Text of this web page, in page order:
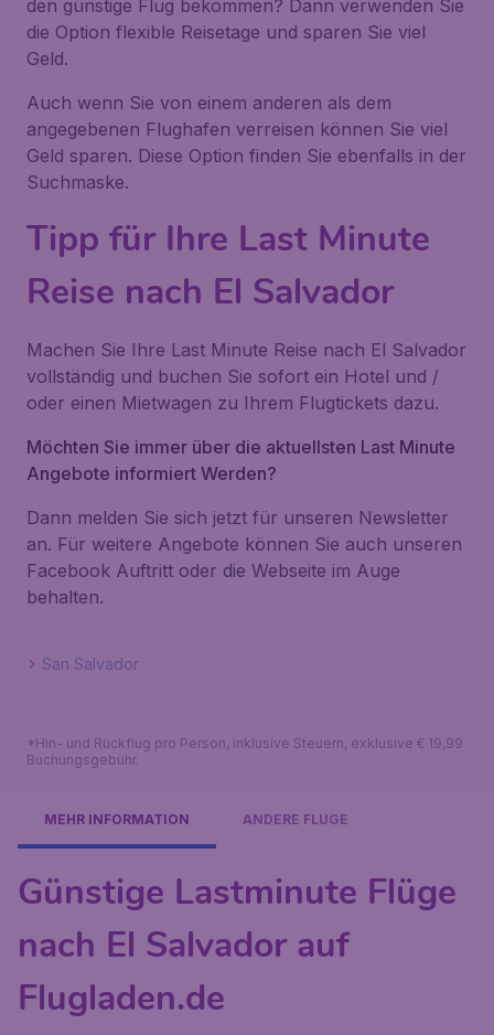
den günstige Flug bekommen? Dann verwenden Sie
die Option flexible Reisetage und sparen Sie viel
Geld.
Auch wenn Sie von einem anderen als dem
angegebenen Flughafen verreisen können Sie viel
Geld sparen. Diese Option finden Sie ebenfalls in der
Suchmaske.
Tipp für Ihre Last Minute
Reise nach El Salvador
Machen Sie Ihre Last Minute Reise nach El Salvador
vollständig und buchen Sie sofort ein Hotel und /
oder einen Mietwagen zu Ihrem Flugtickets dazu.
Möchten Sie immer über die aktuellsten Last Minute
Angebote informiert Werden?
Dann melden Sie sich jetzt für unseren Newsletter
an. Für weitere Angebote können Sie auch unseren
Facebook Auftritt oder die Webseite im Auge
behalten.
San Salvador
*Hin- und Rückflug pro Person, inklusive Steuern, exklusive € 19,99
Buchungsgebühr.
MEHR INFORMATION ANDERE FLÜGE
Günstige Lastminute Flüge
nach El Salvador auf
Flugladen.de